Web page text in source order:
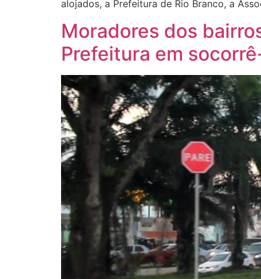
alojados, a Prefeitura de Rio Branco, a
Moradores dos
Prefeitura em